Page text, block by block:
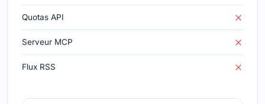
Quotas API
Serveur MCP
Flux RSS